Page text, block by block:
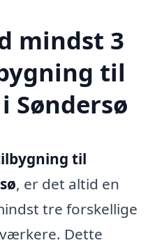
mindst 3
til
Søndersø
til
, er det altid en
tre forskellige
Dette